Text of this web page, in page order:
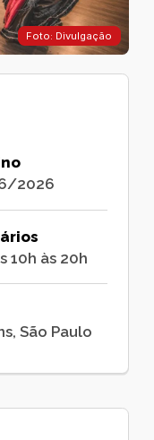
Foto: Divulgação
2026
10h às 20h
São Paulo